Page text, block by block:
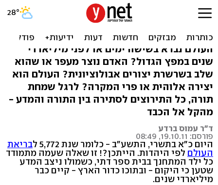
בראשית ברא: מדע ובריאת
העולם - כל התירוצים
העולם נברא בשישה ימים או לפני מיליארדי
שנים במפץ הגדול? האדם נוצר מעפר או שהוא
שלב בשרשרת יצורים אבולוציונית? העולם הוא
יצירה אלוהית או פרי המקרה? לרגל שמחת
תורה, כל התירוצים לסתירה בין התורה והמדע -
מהקל אל הכבד
ד"ר עמוס ברדע
פורסם: 19.10.11, 08:49
היום כ"א בתשרי, התשע"ב - כלומר שנת 5,772 ל בריאת
העולם לפי היהדות. הייתכן?! זו שאלה שעמה מתמודד
כל ילד המתחנך בבית ספר דתי, כשמולו ניצב המדע
שטען כי היקום - ובתוכו כדור הארץ - קיים כבר
מיליארדי שנים.